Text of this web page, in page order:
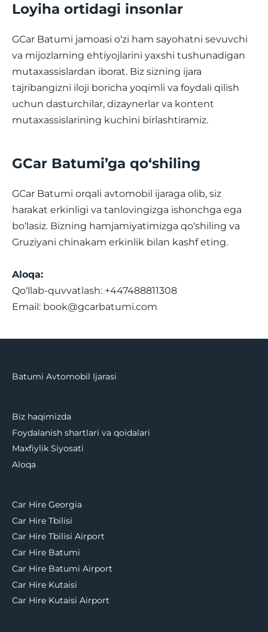
Loyiha ortidagi insonlar
GCar Batumi jamoasi o‘zi ham sayohatni sevuvchi
va mijozlarning ehtiyojlarini yaxshi tushunadigan
mutaxassislardan iborat. Biz sizning ijara
tajribangizni iloji boricha yoqimli va foydali qilish
uchun dasturchilar, dizaynerlar va kontent
mutaxassislarining kuchini birlashtiramiz.
GCar Batumi’ga qo‘shiling
GCar Batumi orqali avtomobil ijaraga olib, siz
harakat erkinligi va tanlovingizga ishonchga ega
bo‘lasiz. Bizning hamjamiyatimizga qo‘shiling va
Gruziyani chinakam erkinlik bilan kashf eting.
Aloqa:
Qo‘llab-quvvatlash: +447488811308
Email: book@gcarbatumi.com
Batumi Avtomobil Ijarasi
Biz haqimizda
Foydalanish shartlari va qoidalari
Maxfiylik Siyosati
Aloqa
Car Hire Georgia
Car Hire Tbilisi
Car Hire Tbilisi Airport
Car Hire Batumi
Car Hire Batumi Airport
Car Hire Kutaisi
Car Hire Kutaisi Airport